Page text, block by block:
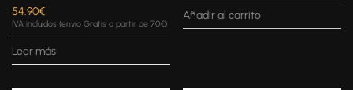
Valorado con
54.90€
IVA incluidos (envío Gratis a partir de 70€)
Leer más
Añadir al carrito